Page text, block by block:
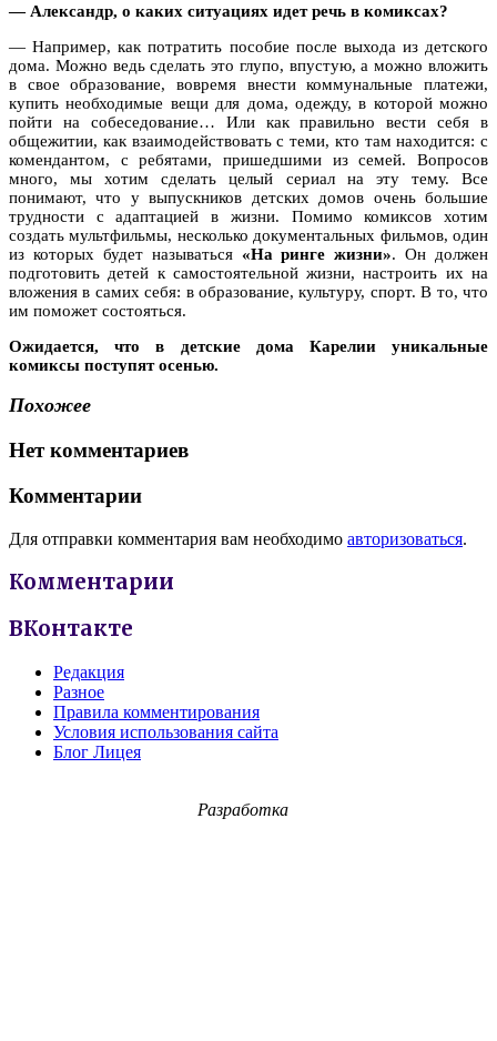
— Александр, о каких ситуациях идет речь в комиксах?
— Например, как потратить пособие после выхода из детского
дома. Можно ведь сделать это глупо, впустую, а можно вложить
в свое образование, вовремя внести коммунальные платежи,
купить необходимые вещи для дома, одежду, в которой можно
пойти на собеседование… Или как правильно вести себя в
общежитии, как взаимодействовать с теми, кто там находится: с
комендантом, с ребятами, пришедшими из семей. Вопросов
много, мы хотим сделать целый сериал на эту тему. Все
понимают, что у выпускников детских домов очень большие
трудности с адаптацией в жизни. Помимо комиксов хотим
создать мультфильмы, несколько документальных фильмов, один
из которых будет называться «На ринге жизни». Он должен
подготовить детей к самостоятельной жизни, настроить их на
вложения в самих себя: в образование, культуру, спорт. В то, что
им поможет состояться.
Ожидается, что в детские дома Карелии уникальные
комиксы поступят осенью.
Похожее
Нет комментариев
Комментарии
Для отправки комментария вам необходимо авторизоваться.
Комментарии
ВКонтакте
Редакция
Разное
Правила комментирования
Условия использования сайта
Блог Лицея
Разработка